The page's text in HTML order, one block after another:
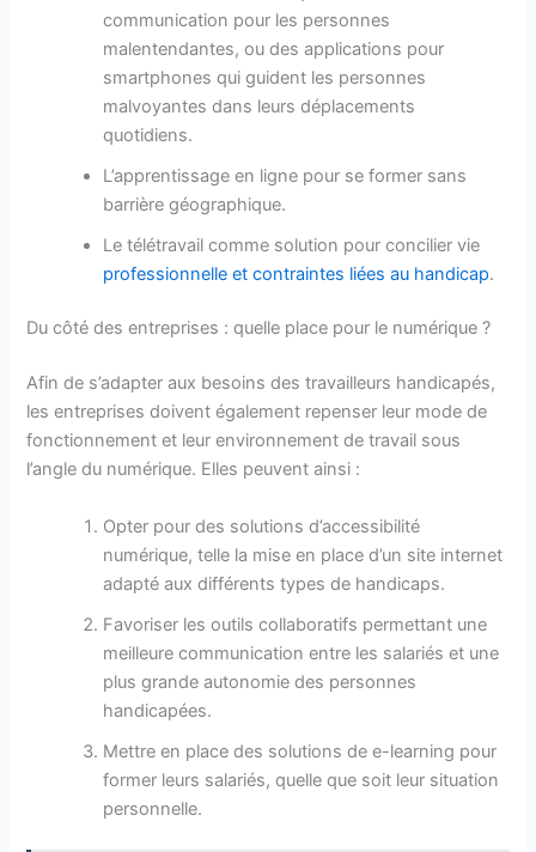
communication pour les personnes
malentendantes, ou des applications pour
smartphones qui guident les personnes
malvoyantes dans leurs déplacements
quotidiens.
L’apprentissage en ligne pour se former sans
barrière géographique.
Le télétravail comme solution pour concilier vie
professionnelle et contraintes liées au handicap.
Du côté des entreprises : quelle place pour le numérique ?
Afin de s’adapter aux besoins des travailleurs handicapés,
les entreprises doivent également repenser leur mode de
fonctionnement et leur environnement de travail sous
l’angle du numérique. Elles peuvent ainsi :
Opter pour des solutions d’accessibilité
numérique, telle la mise en place d’un site internet
adapté aux différents types de handicaps.
Favoriser les outils collaboratifs permettant une
meilleure communication entre les salariés et une
plus grande autonomie des personnes
handicapées.
Mettre en place des solutions de e-learning pour
former leurs salariés, quelle que soit leur situation
personnelle.